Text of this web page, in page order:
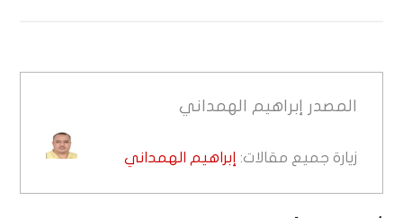
المصدر إبراهيم الهمداني
زيارة جميع مقالات: إبراهيم الهمداني